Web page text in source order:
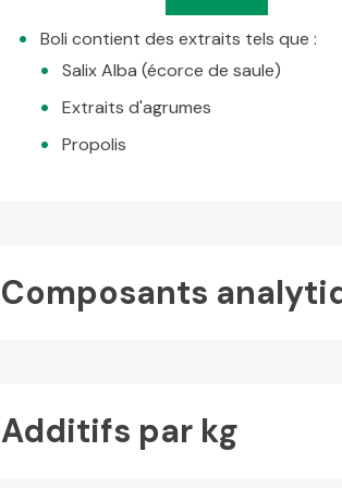
Boli contient des extraits tels que :
Salix Alba (écorce de saule)
Extraits d'agrumes
Propolis
Composants
Additifs par kg